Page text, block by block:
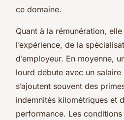
ce domaine.
Quant à la rémunération,
l’expérience, de la
d’employeur. En moyenne,
lourd débute avec un
s’ajoutent souvent des
indemnités kilométriques et
performance. Les